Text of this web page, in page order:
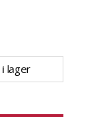
i lager